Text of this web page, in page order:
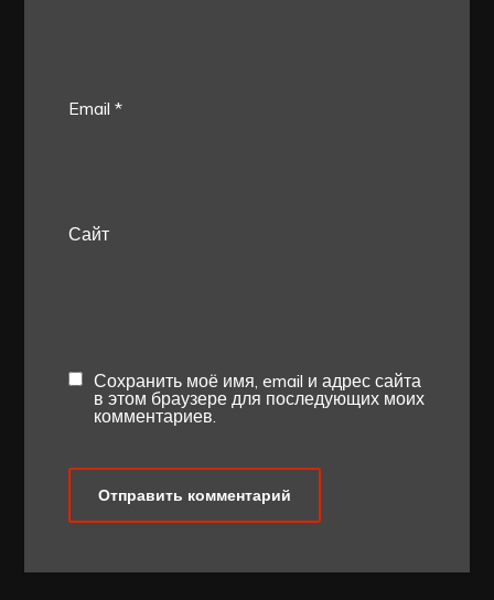
Email*
Сайт
Сохранить моё имя, email и адрес сайта
в этом браузере для последующих моих
комментариев.